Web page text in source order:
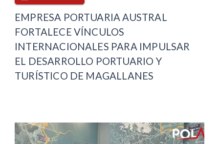
EMPRESA PORTUARIA AUSTRAL
FORTALECE VÍNCULOS
INTERNACIONALES PARA IMPULSAR
EL DESARROLLO PORTUARIO Y
TURÍSTICO DE MAGALLANES